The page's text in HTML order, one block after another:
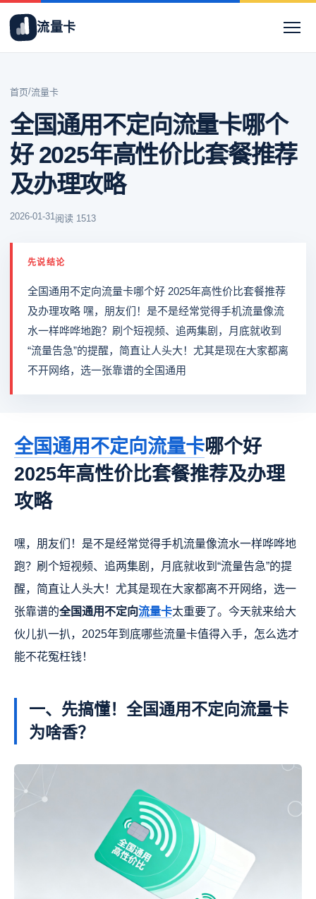
流量卡
首页/流量卡
全国通用不定向流量卡哪个
好 2025年高性价比套餐推荐
及办理攻略
2026-01-31阅读 1513
先说结论
全国通用不定向流量卡哪个好 2025年高性价比套餐推荐
及办理攻略 嘿，朋友们！是不是经常觉得手机流量像流
水一样哗哗地跑？刷个短视频、追两集剧，月底就收到
“流量告急”的提醒，简直让人头大！尤其是现在大家都离
不开网络，选一张靠谱的全国通用
全国通用不定向流量卡哪个好
2025年高性价比套餐推荐及办理
攻略
嘿，朋友们！是不是经常觉得手机流量像流水一样哗哗地
跑？刷个短视频、追两集剧，月底就收到“流量告急”的提
醒，简直让人头大！尤其是现在大家都离不开网络，选一
张靠谱的全国通用不定向流量卡太重要了。今天就来给大
伙儿扒一扒，2025年到底哪些流量卡值得入手，怎么选才
能不花冤枉钱！
一、先搞懂！全国通用不定向流量卡
为啥香？